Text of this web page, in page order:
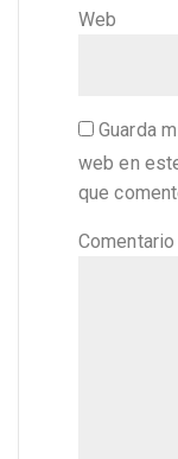
Web
Guarda
web en
que